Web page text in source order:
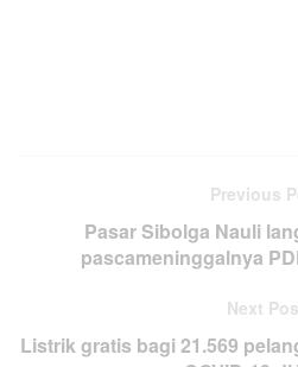
Previous
Pasar Sibolga Nauli
pascameninggalnya
Next
Listrik gratis bagi 21.569